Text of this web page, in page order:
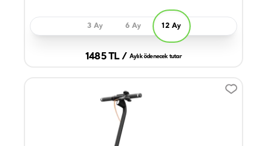
3 Ay 6 Ay 12 Ay
1485 TL / Aylık ödenecek tutar